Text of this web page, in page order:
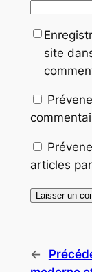
site
articles
←